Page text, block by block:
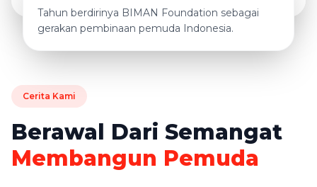
Tahun berdirinya BIMAN Foundation sebagai
gerakan pembinaan pemuda Indonesia.
Cerita Kami
Berawal Dari Semangat
Membangun Pemuda